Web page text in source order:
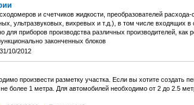
и счетчиков жидкости, преобразователей
ультразвуковых, вихревых и т.д.), в том числе входящих в
приборов производства различных производителей, как
законченных блоков
31/10/2012
произвести разметку участка. Если вы хотите создать
более 1 метра. Для автомобилей необходимо от 2 до 2.5